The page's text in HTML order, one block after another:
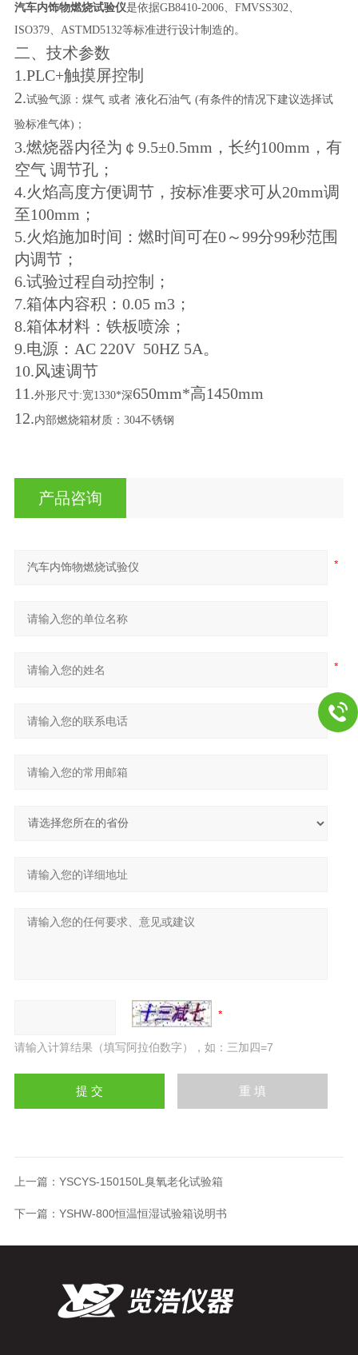
汽车内饰物燃烧试验仪是依据GB8410-2006、FMVSS302、
ISO379、ASTMD5132等标准进行设计制造的。
二、 技术参数
1.PLC+触摸屏控制
2.试验气源：煤气 或者 液化石油气 (有条件的情况下建议选择试
验标准气体)；
3.燃烧器内径为￠9.5±0.5mm，长约100mm，有
空气 调节孔；
4.火焰高度方便调节，按标准要求可从20mm调
至100mm；
5.火焰施加时间：燃时间可在0～99分99秒范围
内调节；
6.试验过程自动控制；
7.箱体内容积：0.05 m3；
8.箱体材料：铁板喷涂；
9.电源：AC 220V 50HZ 5A。
10.风速调节
11.外形尺寸:宽1330*深650mm*高1450mm
12.内部燃烧箱材质： 304不锈钢
产品咨询
请输入计算结果（填写阿拉伯数字），如：三加四=7
上一篇： YSCYS-150150L臭氧老化试验箱
下一篇： YSHW-800恒温恒湿试验箱说明书